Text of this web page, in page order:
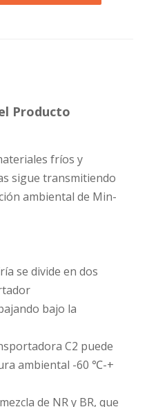
Producto
fríos y
sigue transmitiendo
ambiental de Min-
se divide en dos
bajo la
C2 puede
ambiental -60 ℃-+
de NR y BR, que